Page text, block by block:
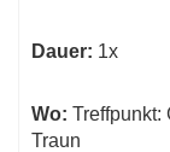
Dauer: 1x
Wo: Treffpunkt:
Traun